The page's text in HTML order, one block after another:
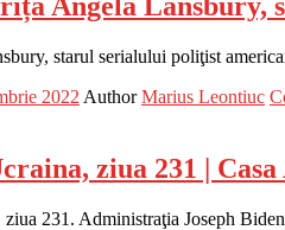
starul serialului poliţist
2022 Author Marius Leontiuc
ziua 231 |
231. Administraţia Joseph